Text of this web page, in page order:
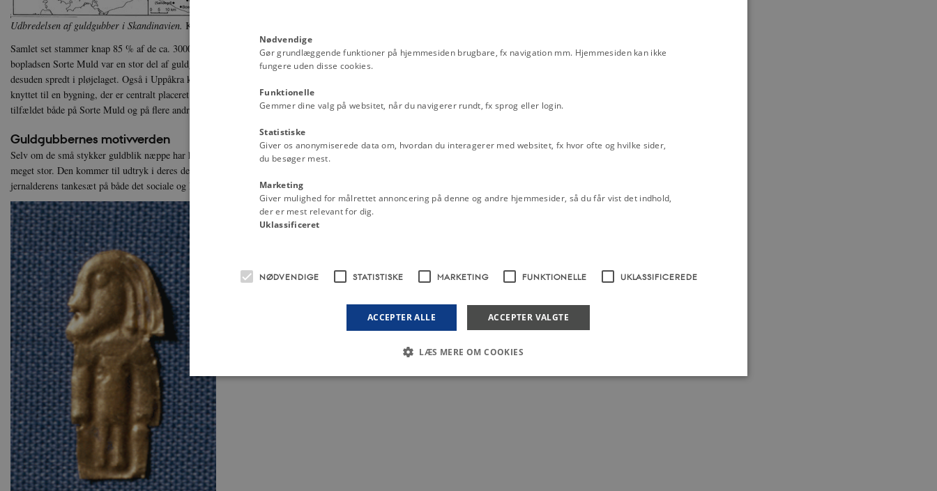
Udbredelsen af guldgubber i Skandinavien. Kort udarbejdet af Margrethe Watt.
Samlet set stammer knap 85 % af de ca. 3000 guldgubber, man har fundet i Skandinavien, fra Bornholm. På
bopladsen Sorte Muld var en stor del af guldgubberne koncentreret indenfor et område på ca. 100 m
desuden spredt i pløjelaget. Også i Uppåkra koncentrerer gubberne sig indenfor et begrænset område, hvor de er
knyttet til en bygning, der er centralt placeret indenfor bopladsområdet. Det samme kan meget vel have været
tilfældet både på Sorte Muld og på flere andre bopladser, der spillede en rolle indenfor den førkristne kult.
Guldgubbernes motivverden
Selv om de små stykker guldblik næppe har haft større økonomisk værdi, har deres symbolske betydning været
meget stor. Den kommer til udtryk i deres detaljerige billedverden, der giver en unik mulighed for at få indsigt i
jernalderens tankesæt på både det sociale og kultiske område.
Nødvendige
Gør grundlæggende funktioner på hjemmesiden brugbare, fx navigation mm. Hjemmesiden kan ikke
fungere uden disse cookies.
Funktionelle
Gemmer dine valg på websitet, når du navigerer rundt, fx sprog eller login.
Statistiske
Giver os anonymiserede data om, hvordan du interagerer med websitet, fx hvor ofte og hvilke sider,
du besøger mest.
Marketing
Giver mulighed for målrettet annoncering på denne og andre hjemmesider, så du får vist det indhold,
der er mest relevant for dig.
Uklassificeret
NØDVENDIGE STATISTISKE MARKETING FUNKTIONELLE UKLASSIFICEREDE
ACCEPTER ALLE ACCEPTER VALGTE
LÆS MERE OM COOKIES
Nødvendige cookies hjælper med at gøre hjemmesiden brugbar ved at aktivere nogle grundlæggende funktioner som navigation mm.
Hjemmesiden kan ikke fungerer uden disse cookies.